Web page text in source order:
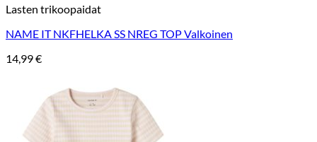
Lasten trikoopaidat
NAME IT NKFHELKA SS NREG TOP Valkoinen
14,99€